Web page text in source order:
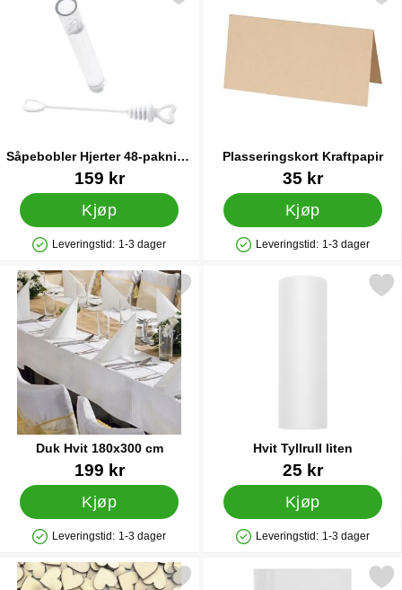
Såpebobler Hjerter 48-pakning
Hvite
Varenummer 28765
159 kr
Kjøp
Produkttilgjengelighet: På lager
Leveringstid: 1-3 dager
Plasseringskort Kraftpapir
Varenummer 42144
35 kr
Kjøp
Produkttilgjengelighet: På lager
Leveringstid: 1-3 dager
Duk Hvit 180x300 cm
Varenummer 41445
199 kr
Kjøp
Produkttilgjengelighet: På lager
Leveringstid: 1-3 dager
Merk duk Hvit 180x300 cm som favoritt
Hvit Tyllrull liten
Varenummer 28767
25 kr
Kjøp
Produkttilgjengelighet: På lager
Leveringstid: 1-3 dager
Merk hvit Tyllrull
Merk tre Konfetti Hjerter som favorittMerk cellofanposer